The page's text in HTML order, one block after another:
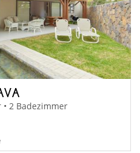
• 2 Badezimmer